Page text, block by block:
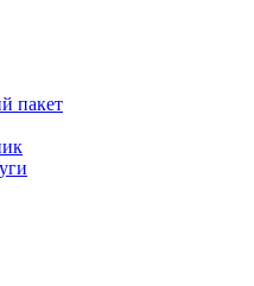
пакет